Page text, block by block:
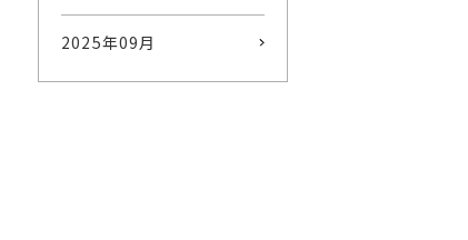
2025年09月